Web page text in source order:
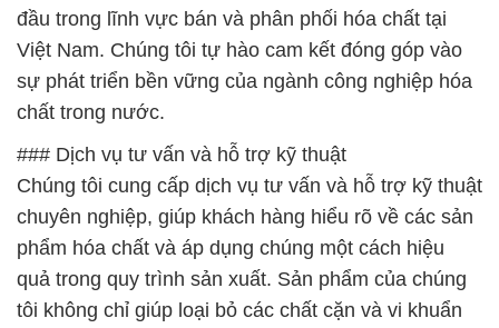
đầu trong lĩnh vực bán và phân phối hóa chất tại
Việt Nam. Chúng tôi tự hào cam kết đóng góp vào
sự phát triển bền vững của ngành công nghiệp hóa
chất trong nước.
### Dịch vụ tư vấn và hỗ trợ kỹ thuật
Chúng tôi cung cấp dịch vụ tư vấn và hỗ trợ kỹ thuật
chuyên nghiệp, giúp khách hàng hiểu rõ về các sản
phẩm hóa chất và áp dụng chúng một cách hiệu
quả trong quy trình sản xuất. Sản phẩm của chúng
tôi không chỉ giúp loại bỏ các chất cặn và vi khuẩn